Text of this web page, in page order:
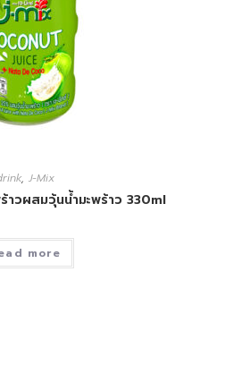
, J-Mix
าวผสมวุ้นน้ำมะพร้าว 330ml
more